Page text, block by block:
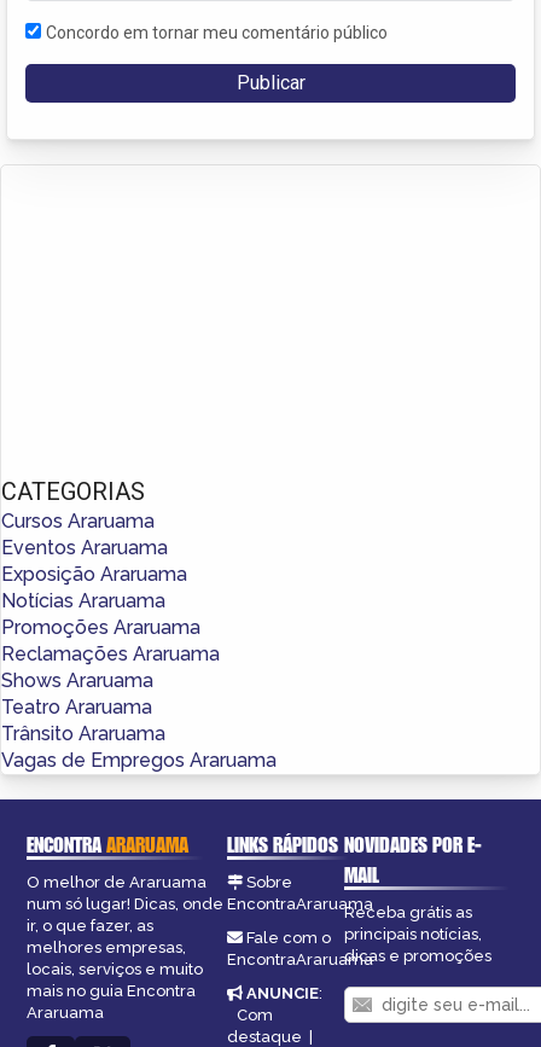
Concordo em tornar meu comentário público
CATEGORIAS
Cursos Araruama
Eventos Araruama
Exposição Araruama
Notícias Araruama
Promoções Araruama
Reclamações Araruama
Shows Araruama
Teatro Araruama
Trânsito Araruama
Vagas de Empregos Araruama
ENCONTRAARARUAMA
O melhor de Araruama
num só lugar! Dicas, onde
ir, o que fazer, as
melhores empresas,
locais, serviços e muito
mais no guia Encontra
Araruama
LINKS RÁPIDOS
Sobre
EncontraAraruama
Fale com o
EncontraAraruama
ANUNCIE:
Com
destaque
NOVIDADES POR E-
MAIL
Receba grátis as
principais notícias,
dicas e promoções